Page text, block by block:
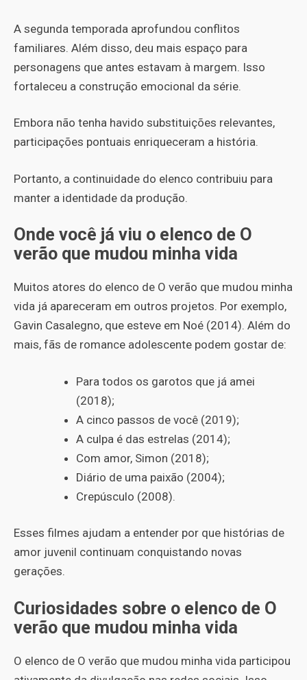
A segunda temporada aprofundou conflitos
familiares. Além disso, deu mais espaço para
personagens que antes estavam à margem. Isso
fortaleceu a construção emocional da série.
Embora não tenha havido substituições relevantes,
participações pontuais enriqueceram a história.
Portanto, a continuidade do elenco contribuiu para
manter a identidade da produção.
Onde você já viu o elenco de O
verão que mudou minha vida
Muitos atores do elenco de O verão que mudou minha
vida já apareceram em outros projetos. Por exemplo,
Gavin Casalegno, que esteve em Noé (2014). Além do
mais, fãs de romance adolescente podem gostar de:
Para todos os garotos que já amei
(2018);
A cinco passos de você (2019);
A culpa é das estrelas (2014);
Com amor, Simon (2018);
Diário de uma paixão (2004);
Crepúsculo (2008).
Esses filmes ajudam a entender por que histórias de
amor juvenil continuam conquistando novas
gerações.
Curiosidades sobre o elenco de O
verão que mudou minha vida
O elenco de O verão que mudou minha vida participou